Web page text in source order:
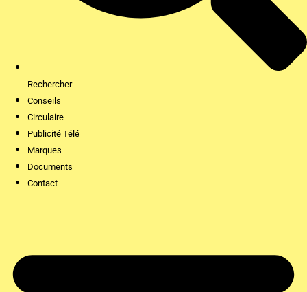
Rechercher
Conseils
Circulaire
Publicité Télé
Marques
Documents
Contact